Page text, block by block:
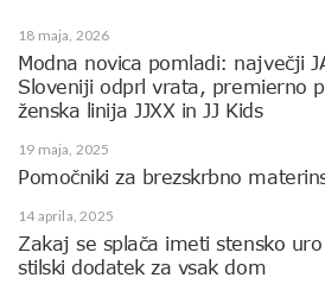
18 maja, 2026
Modna novica pomladi: največji
Sloveniji odprl vrata, premierno
ženska linija JJXX in JJ Kids
19 maja, 2025
Pomočniki za brezskrbno
14 aprila, 2025
Zakaj se splača imeti stensko
stilski dodatek za vsak dom